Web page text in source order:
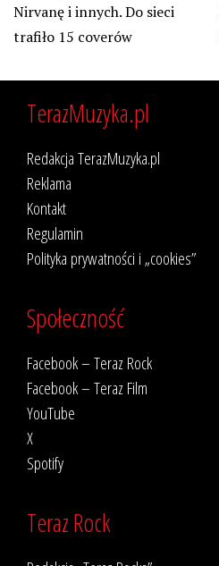
Nirvanę i innych. Do sieci
trafiło 15 coverów
TerazMuzyka.pl
Redakcja TerazMuzyka.pl
Reklama
Kontakt
Regulamin
Polityka prywatności i „cookies”
Społeczność
Facebook – Teraz Rock
Facebook – Teraz Film
YouTube
X
Spotify
Teraz Rock